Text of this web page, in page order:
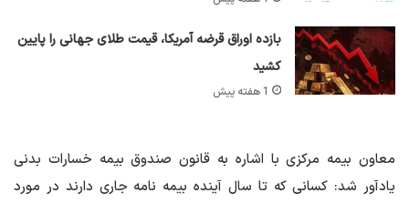
بازده اوراق قرضه آمریکا، قیمت طلای جهانی را پایین
کشید
1 هفته پیش
معاون بیمه مرکزی با اشاره به قانون صندوق بیمه خسارات بدنی
یادآور شد: کسانی که تا سال آینده بیمه نامه جاری دارند در مورد